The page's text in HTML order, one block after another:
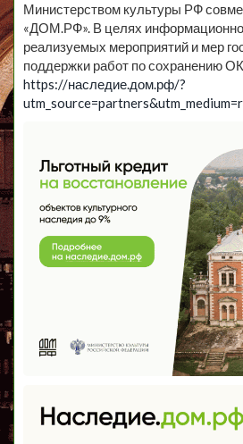
Министерством культуры РФ
«ДОМ.РФ». В целях
реализуемых мероприятий и мер
поддержки работ по сохранению
https://наследие.дом.рф/?